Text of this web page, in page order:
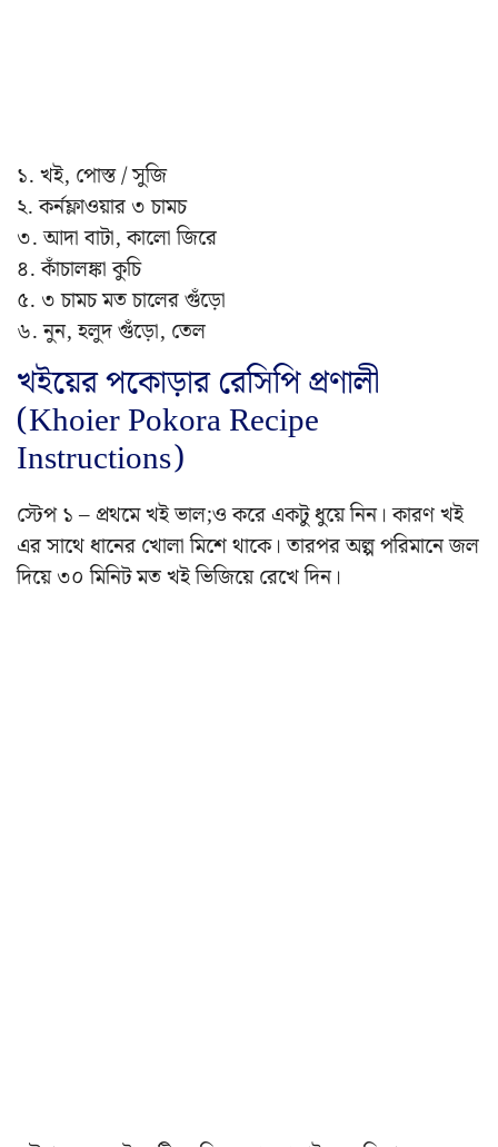
১. খই, পোস্ত / সুজি
২. কর্নফ্লাওয়ার ৩ চামচ
৩. আদা বাটা, কালো জিরে
৪. কাঁচালঙ্কা কুচি
৫. ৩ চামচ মত চালের গুঁড়ো
৬. নুন, হলুদ গুঁড়ো, তেল
খইয়ের পকোড়ার রেসিপি প্রণালী
(Khoier Pokora Recipe
Instructions)
স্টেপ ১ – প্রথমে খই ভাল;ও করে একটু ধুয়ে নিন। কারণ খই
এর সাথে ধানের খোলা মিশে থাকে। তারপর অল্প পরিমানে জল
দিয়ে ৩০ মিনিট মত খই ভিজিয়ে রেখে দিন।